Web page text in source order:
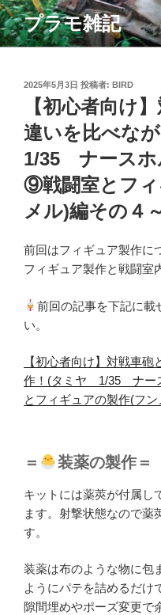
コ
ン
テ
プラモ雑記
投
2025年5月3日 投稿者: BIRD
【初心者向け
違いを比べな
1/35 ナース
⑨戦闘室とフィ
メル)編その４
前回はフィギュア製作に
フィギュア製作と戦闘室
前回の記事を下記に載
い。
【初心者向け】対戦車
作！(タミヤ 1/35 ナー
とフィギュアの製作(フ
＝ 装薬の製作＝
キットには薬莢が付属し
ます。射撃状態なので薬
す。
装薬は布のような物に包
ようにパテを詰めるだけ
隙間埋めやポーズ変更で